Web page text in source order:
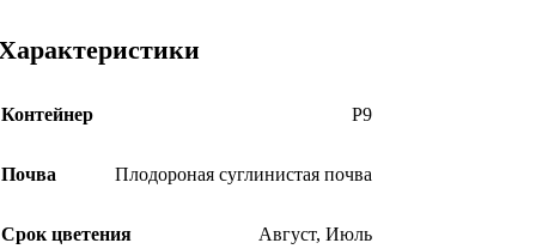
Контейнер Р9
Почва Плодороная суглинистая почва
Срок цветения Август, Июль